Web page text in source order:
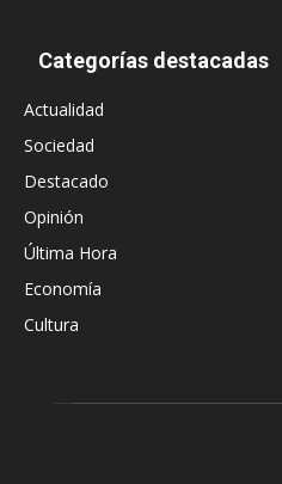
Categorías destacadas
Actualidad
Sociedad
Destacado
Opinión
Última Hora
Economía
Cultura